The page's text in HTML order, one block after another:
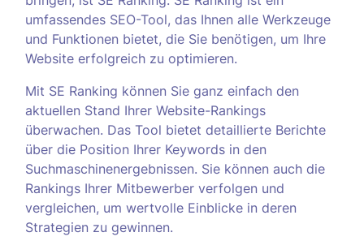
umfassendes SEO-Tool, das Ihnen alle Werkzeuge
und Funktionen bietet, die Sie benötigen, um Ihre
Website erfolgreich zu optimieren.
Mit SE Ranking können Sie ganz einfach den
aktuellen Stand Ihrer Website-Rankings
überwachen. Das Tool bietet detaillierte Berichte
über die Position Ihrer Keywords in den
Suchmaschinenergebnissen. Sie können auch die
Rankings Ihrer Mitbewerber verfolgen und
vergleichen, um wertvolle Einblicke in deren
Strategien zu gewinnen.